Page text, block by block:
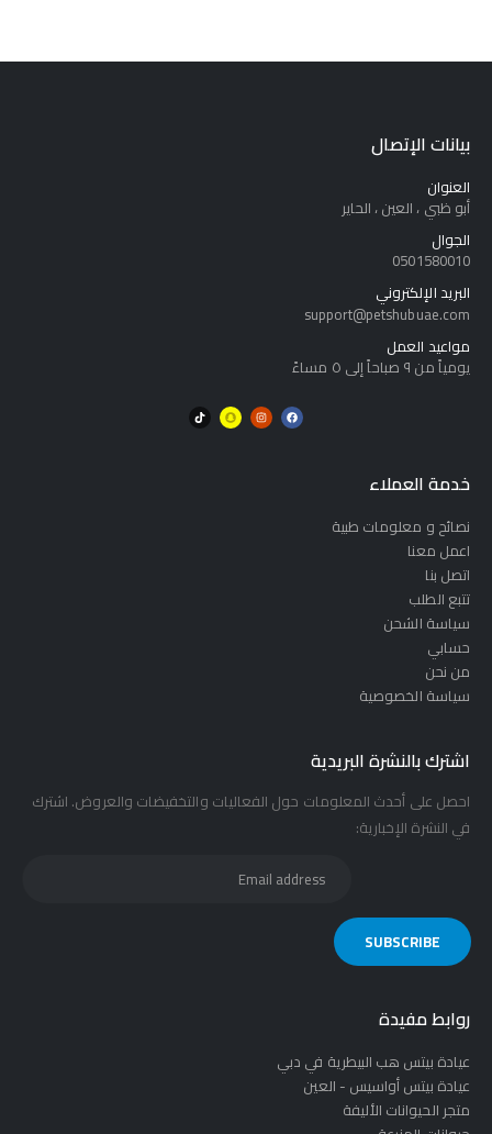
بيانات الإتصال
العنوان
أبو ظبي ، العين ، الحاير
الجوال
0501580010
البريد الإلكتروني
support@petshubuae.com
مواعيد العمل
يومياً من ٩ صباحاً إلى ٥ مساءً
خدمة العملاء
نصائح و معلومات طبية
اعمل معنا
اتصل بنا
تتبع الطلب
سياسة الشحن
حسابي
من نحن
سياسة الخصوصية
اشترك بالنشرة البريدية
احصل على أحدث المعلومات حول الفعاليات والتخفيضات والعروض. اشترك
في النشرة الإخبارية:
روابط مفيدة
عيادة بيتس هب البيطرية في دبي
عيادة بيتس أواسيس - العين
متجر الحيوانات الأليفة